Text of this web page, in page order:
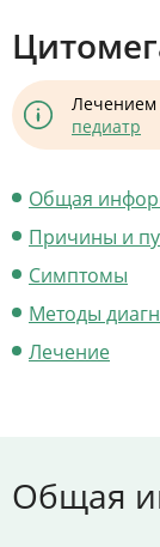
Лечением
педиатр
Общая
Причины и
Симптомы
Методы
Лечение
Общая
О нас
Отзывы
Контакты
+7